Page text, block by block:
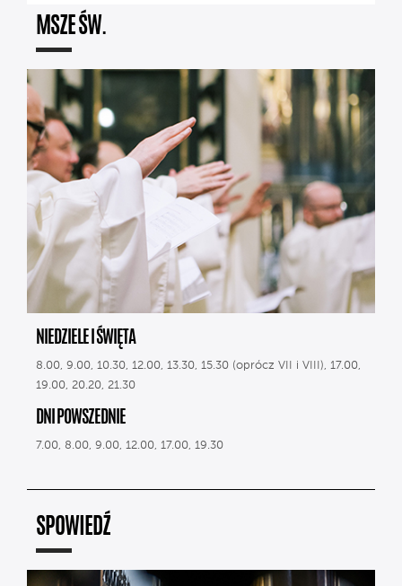
MSZE ŚW.
NIEDZIELE I ŚWIĘTA
8.00, 9.00, 10.30, 12.00, 13.30, 15.30 (oprócz VII i VIII), 17.00,
19.00, 20.20, 21.30
DNI POWSZEDNIE
7.00, 8.00, 9.00, 12.00, 17.00, 19.30
SPOWIEDŹ